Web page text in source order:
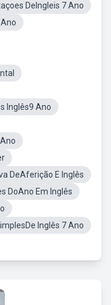
DeIngleis 7 Ano
Inglês9 Ano
DeAferição E Inglês
DoAno Em Inglês
Inglês 7 Ano